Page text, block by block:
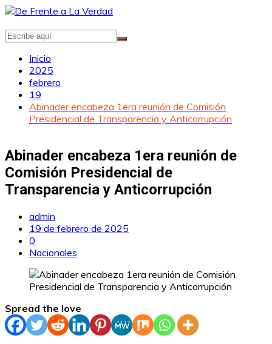
Saltar
contenido
Inicio
2025
febrero
19
Abinader encabeza 1era reunión de Comisión
Presidencial de Transparencia y Anticorrupción
Abinader encabeza 1era reunión de
Comisión Presidencial de
Transparencia y Anticorrupción
admin
19 de febrero de 2025
0
Nacionales
Spread the love